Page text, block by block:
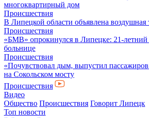
многоквартирный дом
Происшествия
В Липецкой области объявлена воздушная
Происшествия
«БМВ» опрокинулся в Липецке: 21-летний
больнице
Происшествия
«Почувствовал дым, выпустил
на Сокольском мосту
Происшествия
Видео
Общество Происшествия Говорит Липецк
Топ новости